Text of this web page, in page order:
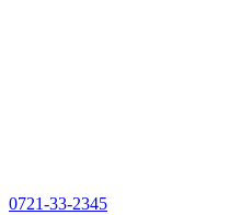
0721-33-2345